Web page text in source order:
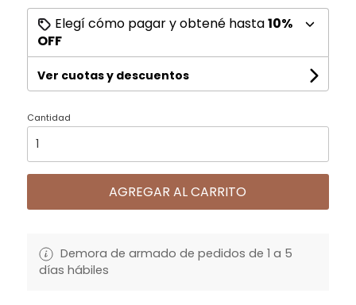
Elegí cómo pagar y obtené hasta10%
OFF
Ver cuotas y descuentos
Cantidad
AGREGAR AL CARRITO
Demora de armado de pedidos de 1 a 5
días hábiles